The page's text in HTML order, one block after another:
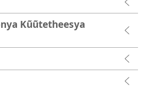
Kũũtetheesya